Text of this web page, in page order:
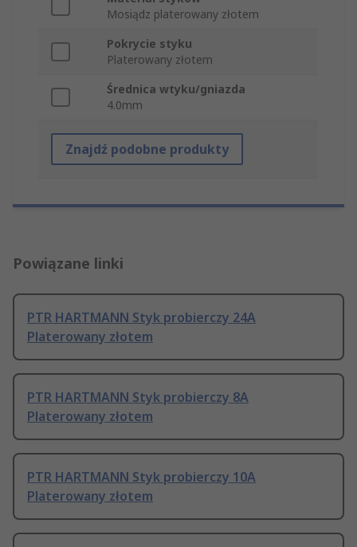
Mosiądz platerowany złotem
Pokrycie styku
Platerowany złotem
Średnica wtyku/gniazda
4.0mm
Znajdź podobne produkty
Powiązane linki
PTR HARTMANN Styk probierczy 24A
Platerowany złotem
PTR HARTMANN Styk probierczy 8A
Platerowany złotem
PTR HARTMANN Styk probierczy 10A
Platerowany złotem